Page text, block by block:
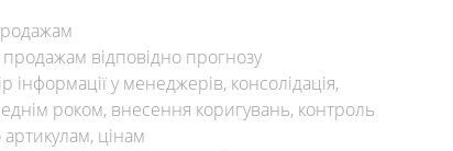
відповідно прогнозу
у менеджерів, консолідація,
роком, внесення коригувань, контроль
цінам